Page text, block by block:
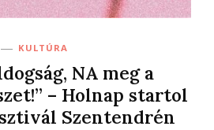
KULTÚRA
NA meg a
– Holnap startol
Szentendrén